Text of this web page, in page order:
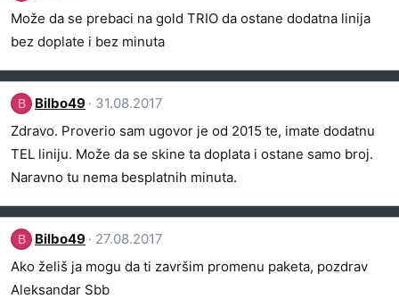
Može da se prebaci na gold TRIO da ostane dodatna linija
bez doplate i bez minuta
B Bilbo49
31.08.2017
Zdravo. Proverio sam ugovor je od 2015 te, imate dodatnu
TEL liniju. Može da se skine ta doplata i ostane samo broj.
Naravno tu nema besplatnih minuta.
B Bilbo49
27.08.2017
Ako želiš ja mogu da ti završim promenu paketa, pozdrav
Aleksandar Sbb